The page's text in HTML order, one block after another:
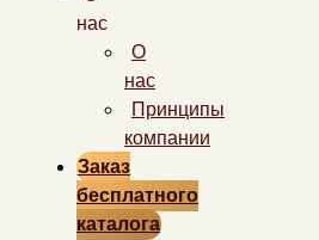
нас
О
нас
Принципы
компании
Заказ
бесплатного
каталога